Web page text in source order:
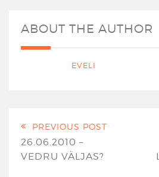
ABOUT THE AUTHOR
EVELI
PREVIOUS POST
26.06.2010 –
VEDRU VÄLJAS?